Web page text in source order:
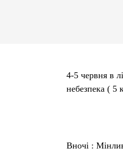
4-5 червня в
небезпека ( 5
Вночі :